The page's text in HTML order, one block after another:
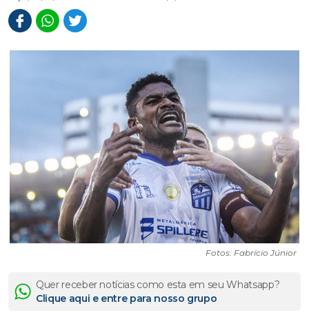
Fotos: Fabrício Júnior
Quer receber notícias como esta em seu Whatsapp?
Clique aqui e entre para nosso grupo